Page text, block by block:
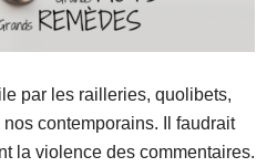
par les railleries, quolibets,
contemporains. Il faudrait
la violence des commentaires.